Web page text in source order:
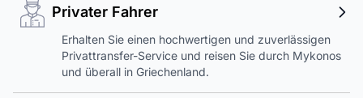
Privater Fahrer
Erhalten Sie einen hochwertigen und zuverlässigen
Privattransfer-Service und reisen Sie durch Mykonos
und überall in Griechenland.